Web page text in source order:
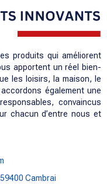
produits qui améliorent
apportent un réel bien-
les loisirs, la maison, le
également une
convaincus
chacun d’entre nous et
Cambrai